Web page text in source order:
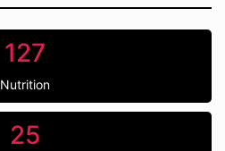
127
Nutrition
25